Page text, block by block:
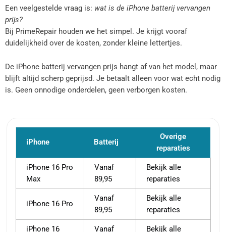
Een veelgestelde vraag is: wat is de iPhone batterij vervangen
prijs?
Bij PrimeRepair houden we het simpel. Je krijgt vooraf
duidelijkheid over de kosten, zonder kleine lettertjes.
De iPhone batterij vervangen prijs hangt af van het model, maar
blijft altijd scherp geprijsd. Je betaalt alleen voor wat echt nodig
is. Geen onnodige onderdelen, geen verborgen kosten.
iPhone Batterij
Overige
reparaties
iPhone 16 Pro
Max
Vanaf
89,95
Bekijk alle
reparaties
iPhone 16 Pro
Vanaf
89,95
Bekijk alle
reparaties
iPhone 16
Vanaf
Bekijk alle